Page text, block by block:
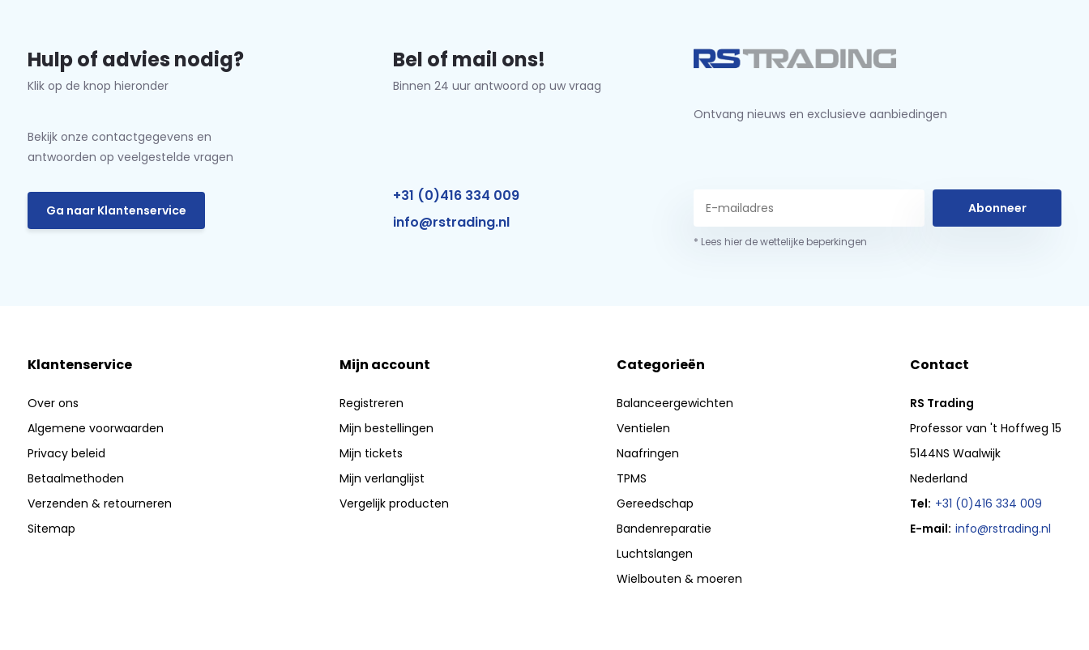
Hulp of advies nodig?
Klik op de knop hieronder
Bekijk onze contactgegevens en
antwoorden op veelgestelde vragen
Ga naar Klantenservice
Bel of mail ons!
Binnen 24 uur antwoord op uw vraag
+31 (0)416 334 009
info@rstrading.nl
Ontvang nieuws en exclusieve aanbiedingen
Abonneer
* Lees hier de wettelijke beperkingen
Klantenservice
Over ons
Algemene voorwaarden
Privacy beleid
Betaalmethoden
Verzenden & retourneren
Sitemap
Mijn account
Registreren
Mijn bestellingen
Mijn tickets
Mijn verlanglijst
Vergelijk producten
Categorieën
Balanceergewichten
Ventielen
Naafringen
TPMS
Gereedschap
Bandenreparatie
Luchtslangen
Wielbouten & moeren
Contact
RS Trading
Professor van 't Hoffweg 15
5144NS Waalwijk
Nederland
Tel: +31 (0)416 334 009
E-mail: info@rstrading.nl